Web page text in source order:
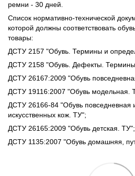
ремни - 30 дней.
Список нормативно-технической
которой должны соответствовать
товары:
ДСТУ 2157 "Обувь. Термины и
ДСТУ 2158 "Обувь. Дефекты.
ДСТУ 26167:2009 "Обувь
ДСТУ 19116:2007 "Обувь модельная.
ДСТУ 26166-84 "Обувь повседневная
искусственных кож. ТУ";
ДСТУ 26165:2009 "Обувь детская. ТУ";
ДСТУ 1135:2007 "Обувь домашняя,